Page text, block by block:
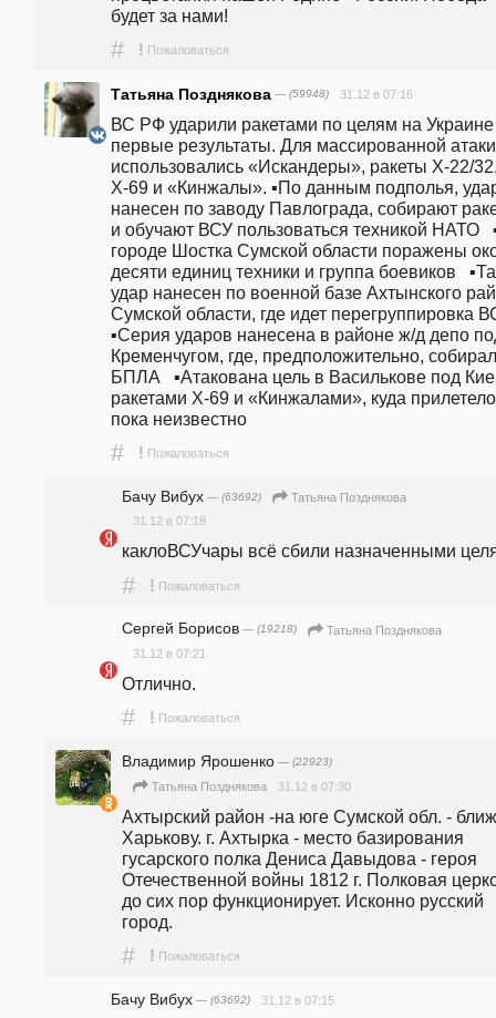
будет за нами!
# ! Пожаловаться
Татьяна Позднякова — (59948) 31.12 в 07:16
ВС РФ ударили ракетами по целям на
первые результаты. Для массированной атаки
использовались «Искандеры», ракеты Х-22/
Х-69 и «Кинжалы». ▪️По данным подполья,
нанесен по заводу Павлограда, собирают
и обучают ВСУ пользоваться техникой НАТО
городе Шостка Сумской области поражены
десяти единиц техники и группа боевиков
удар нанесен по военной базе Ахтынского
Сумской области, где идет перегруппировка
▪️Серия ударов нанесена в районе ж/д депо
Кременчугом, где, предположительно,
БПЛА   ▪️Атакована цель в Василькове под
ракетами Х-69 и «Кинжалами», куда
пока неизвестно
# ! Пожаловаться
Бачу Вибух — (63692)
Татьяна Позднякова
31.12 в 07:18
каклоВСУчары всё сбили назначенными
# ! Пожаловаться
Сергей Борисов — (19218)
Татьяна Позднякова
31.12 в 07:21
Отлично.
# ! Пожаловаться
Владимир Ярошенко — (22923)
Татьяна Позднякова 31.12 в 07:30
Ахтырский район -на юге Сумской обл. -
Харькову. г. Ахтырка - место базирования
гусарского полка Дениса Давыдова - героя
Отечественной войны 1812 г. Полковая
до сих пор функционирует. Исконно русский
город.
# ! Пожаловаться
Бачу Вибух — (63692) 31.12 в 07:15